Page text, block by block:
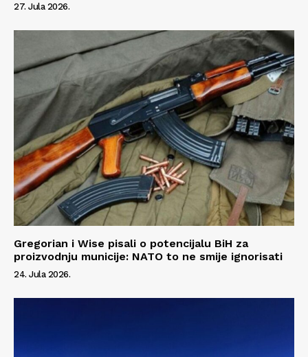
27. Jula 2026.
Gregorian i Wise pisali o potencijalu BiH za
proizvodnju municije: NATO to ne smije ignorisati
24. Jula 2026.